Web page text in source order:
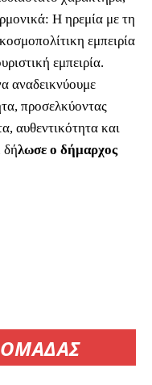
Η ηρεμία με τη
εμπειρία
εμπειρία.
αναδεικνύουμε
προσελκύοντας
αυθεντικότητα και
δήλωσε ο δήμαρχος